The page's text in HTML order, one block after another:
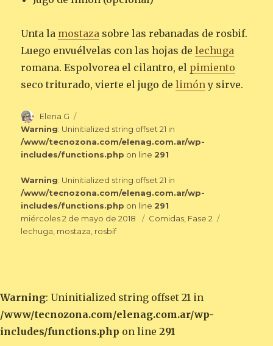
Unta la mostaza sobre las rebanadas de rosbif.
Luego envuélvelas con las hojas delechuga
romana. Espolvorea el cilantro, el pimiento
seco triturado, vierte el jugo delimóny sirve.
Autor
Elena G
Warning: Uninitialized string offset 21 in
/www/tecnozona.com/elenag.com.ar/wp-
includes/functions.php on line 291
Warning: Uninitialized string offset 21 in
/www/tecnozona.com/elenag.com.ar/wp-
includes/functions.php on line 291
Publicado
el
miércoles 2 de mayo de 2018 Categorías
Comidas, Fase 2
lechuga, mostaza, rosbif
Warning: Uninitialized string offset 21 in
/www/tecnozona.com/elenag.com.ar/wp-
includes/functions.php on line 291